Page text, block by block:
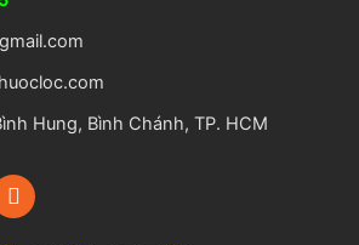
Hung, Bình Chánh, TP. HCM
R
s